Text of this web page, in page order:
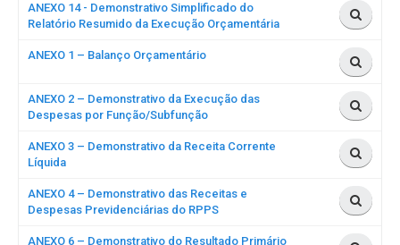
ANEXO 14 - Demonstrativo Simplificado do
Relatório Resumido da Execução Orçamentária
ANEXO 1 – Balanço Orçamentário
ANEXO 2 – Demonstrativo da Execução das
Despesas por Função/Subfunção
ANEXO 3 – Demonstrativo da Receita Corrente
Líquida
ANEXO 4 – Demonstrativo das Receitas e
Despesas Previdenciárias do RPPS
ANEXO 6 – Demonstrativo do Resultado Primário